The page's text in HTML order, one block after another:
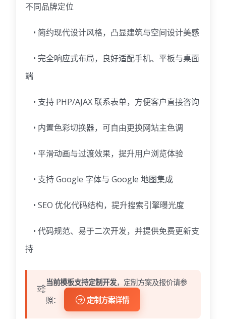
不同品牌定位
• 简约现代设计风格，凸显建筑与空间设计美感
• 完全响应式布局，良好适配手机、平板与桌面
端
• 支持 PHP/AJAX 联系表单，方便客户直接咨询
• 内置色彩切换器，可自由更换网站主色调
• 平滑动画与过渡效果，提升用户浏览体验
• 支持 Google 字体与 Google 地图集成
• SEO 优化代码结构，提升搜索引擎曝光度
• 代码规范、易于二次开发，并提供免费更新支
持
当前模板支持定制开发，定制方案及报价请参
照：
定制方案详情